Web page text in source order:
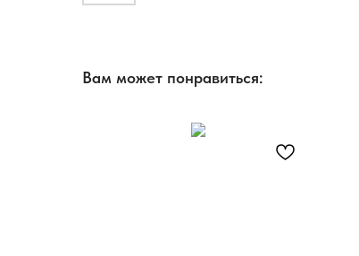
Вам может понравиться: